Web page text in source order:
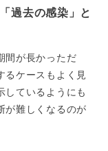
過去の感染」と
間が長かっただ
るケースもよく見
しているようにも
が難しくなるのが